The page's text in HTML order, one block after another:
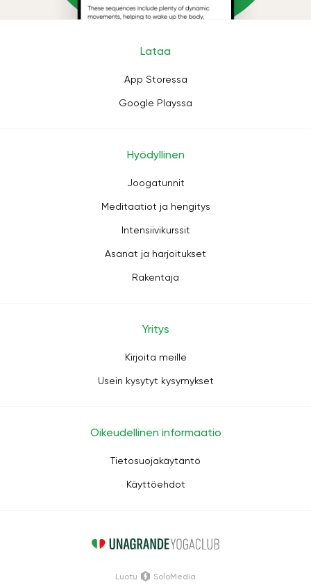
Lataa
App Storessa
Google Playssa
Hyödyllinen
Joogatunnit
Meditaatiot ja hengitys
Intensiivikurssit
Asanat ja harjoitukset
Rakentaja
Yritys
Kirjoita meille
Usein kysytyt kysymykset
Oikeudellinen informaatio
Tietosuojakäytäntö
Käyttöehdot
Luotu SoloMedia